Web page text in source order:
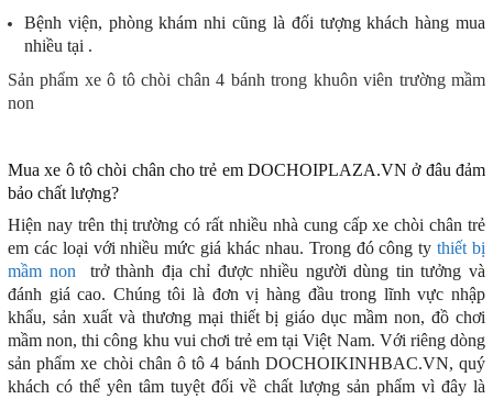
Bệnh viện, phòng khám nhi cũng là đối tượng khách hàng mua
nhiều tại .
Sản phẩm xe ô tô chòi chân 4 bánh trong khuôn viên trường mầm
non
Mua xe ô tô chòi chân cho trẻ em DOCHOIPLAZA.VN ở đâu đảm
bảo chất lượng?
Hiện nay trên thị trường có rất nhiều nhà cung cấp xe chòi chân trẻ
em các loại với nhiều mức giá khác nhau. Trong đó công tythiết bị
mầm non trở thành địa chỉ được nhiều người dùng tin tưởng và
đánh giá cao. Chúng tôi là đơn vị hàng đầu trong lĩnh vực nhập
khẩu, sản xuất và thương mại thiết bị giáo dục mầm non, đồ chơi
mầm non, thi công khu vui chơi trẻ em tại Việt Nam. Với riêng dòng
sản phẩm xe chòi chân ô tô 4 bánh DOCHOIKINHBAC.VN, quý
khách có thể yên tâm tuyệt đối về chất lượng sản phẩm vì đây là